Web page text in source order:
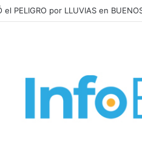
en CABA AUMENTARON 1,6% en